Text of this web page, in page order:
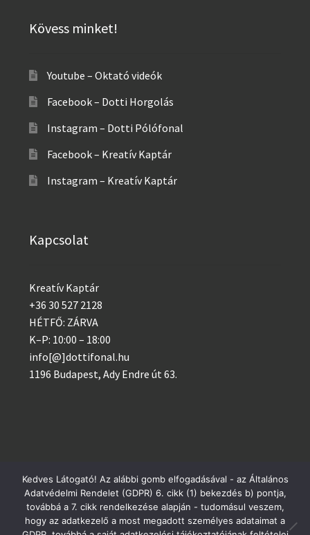
Postai csomagküldés szerdánként, GLS minden nap!
Bezárás
Kövess minket!
Youtube – Oktató videók
Facebook – Dotti Horgolás
Instagram – Dotti Pólófonal
Facebook – Kreatív Kaptár
Instagram – Kreatív Kaptár
Kapcsolat
Kreatív Kaptár
+36 30 527 2128
HÉTFŐ: ZÁRVA
K–P: 10:00 – 18:00
info[@]dottifonal.hu
1196 Budapest, Ady Endre út 63.
© 2014 - 2023 Kreatív Kaptár
Adatvédelem
Kedves Látogató! Az alábbi gomb elfogadásával - az Általános
Adatvédelmi Rendelet (GDPR) 6. cikk (1) bekezdés b) pontja,
továbbá a 7. cikk rendelkezése alapján - tudomásul veszem,
hogy az adatkezelő a most megadott személyes adataimat a